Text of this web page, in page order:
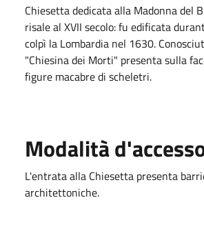
Chiesetta dedicata alla Madonna del
risale al XVII secolo: fu edificata
colpì la Lombardia nel 1630.
"Chiesina dei Morti" presenta sulla
figure macabre di scheletri.
Modalità
L'entrata alla Chiesetta presenta
architettoniche.